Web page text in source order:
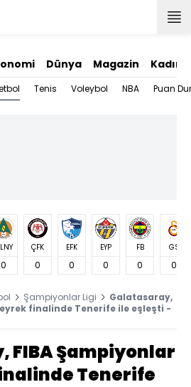
Dünya Magazin Kadın
Tenis Voleybol NBA Puan
0
ÇFK
0
EFK
0
EYP
0
FB
0
GS
0
Şampiyonlar Ligi
Galatasaray,
finalinde Tenerife ile eşleşti -
FIBA Şampiyonlar
Tenerife